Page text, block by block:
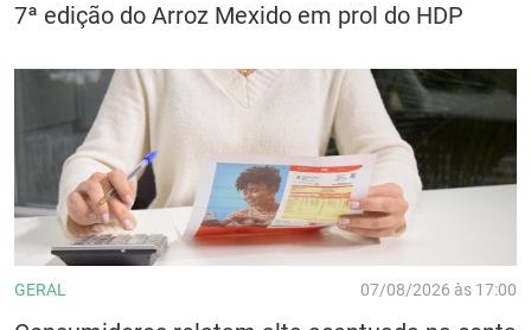
7ª edição do Arroz Mexido em prol do HDP
GERAL 07/08/2026 às 17:00